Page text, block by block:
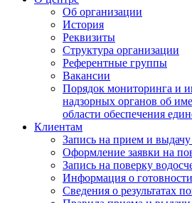
Об организации
История
Реквизиты
Структура организации
Референтные группы
Вакансии
Порядок мониторинга и
надзорных органов об
области обеспечения
Клиентам
Запись на прием и
Оформление заявки на
Запись на поверку
Информация о готовности
Сведения о результатах